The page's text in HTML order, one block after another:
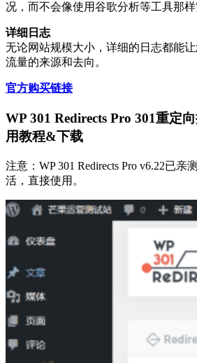
况，而不会像使用谷歌分析等工具那样
详细日志
无论网站规模大小，详细的日志都能
流量的来源和去向。
官方购买链接
WP 301 Redirects Pro 301重定
用教程&下载
注意：WP 301 Redirects Pro v6.22已亲
活，直接使用。